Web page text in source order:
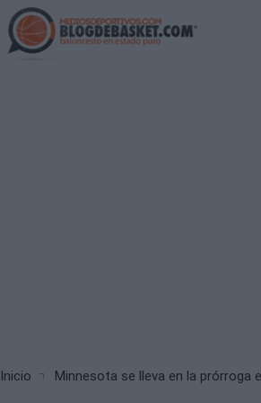
Skip
to
main
Breadcrumb
Inicio Minnesota se lleva en la prórroga